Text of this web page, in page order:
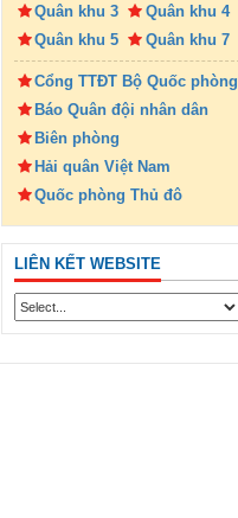
Quân khu 3
Quân khu 4
Quân khu 5
Quân khu 7
Cổng TTĐT Bộ Quốc phòng
Báo Quân đội nhân dân
Biên phòng
Hải quân Việt Nam
Quốc phòng Thủ đô
LIÊN KẾT WEBSITE